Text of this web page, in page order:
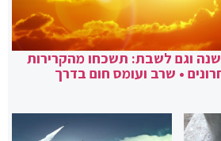
וגם לשבת: תשכחו מהקרירות
• שרב ועומס חום בדרך